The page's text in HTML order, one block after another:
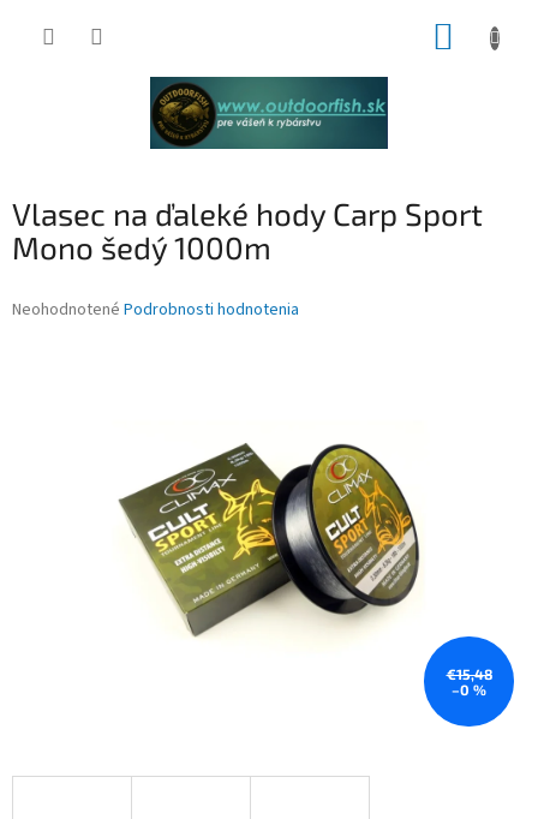
Vlasec na ďaleké hody Carp Sport
Mono šedý 1000m
Priemerné
Neohodnotené Podrobnosti hodnotenia
€15,48
–0 %